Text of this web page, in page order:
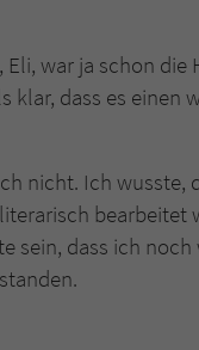
Eli, war ja schon
klar, dass es einen
nicht. Ich wusste,
bearbeitet
sein, dass ich